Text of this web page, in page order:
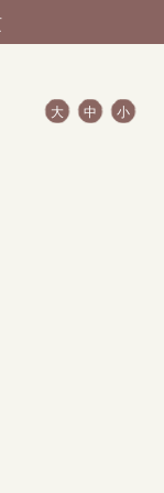
大 中 小